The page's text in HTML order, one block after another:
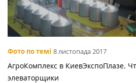
Фото по темі 8 листопада 2017
АгроКомплекс в КиевЭкспоПлазе.
элеваторщики